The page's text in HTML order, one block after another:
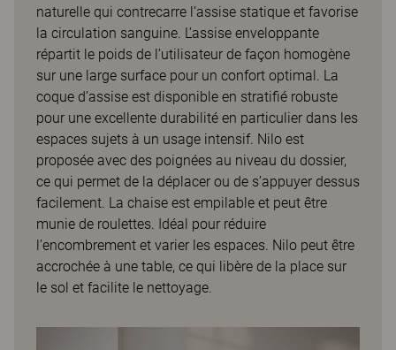
naturelle qui contrecarre l’assise statique et favorise
la circulation sanguine. L’assise enveloppante
répartit le poids de l’utilisateur de façon homogène
sur une large surface pour un confort optimal. La
coque d’assise est disponible en stratifié robuste
pour une excellente durabilité en particulier dans les
espaces sujets à un usage intensif. Nilo est
proposée avec des poignées au niveau du dossier,
ce qui permet de la déplacer ou de s’appuyer dessus
facilement. La chaise est empilable et peut être
munie de roulettes. Idéal pour réduire
l’encombrement et varier les espaces. Nilo peut être
accrochée à une table, ce qui libère de la place sur
le sol et facilite le nettoyage.